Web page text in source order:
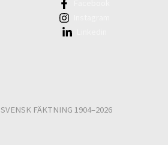
FÄKTNING 1904–2026